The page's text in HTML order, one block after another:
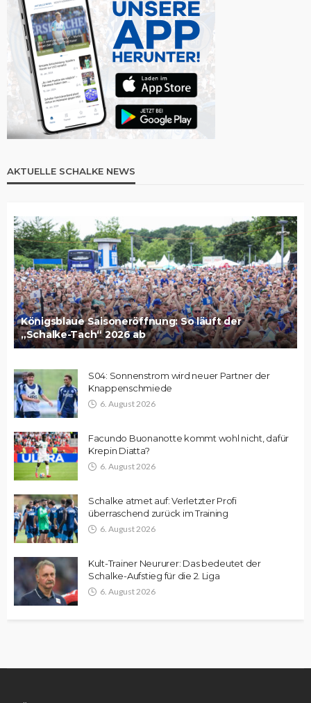
AKTUELLE SCHALKE NEWS
Königsblaue Saisoneröffnung: So läuft der
„Schalke-Tach“ 2026 ab
S04: Sonnenstrom wird neuer Partner der
Knappenschmiede
6. August 2026
Facundo Buonanotte kommt wohl nicht, dafür
Krepin Diatta?
6. August 2026
Schalke atmet auf: Verletzter Profi
überraschend zurück im Training
6. August 2026
Kult-Trainer Neururer: Das bedeutet der
Schalke-Aufstieg für die 2. Liga
6. August 2026